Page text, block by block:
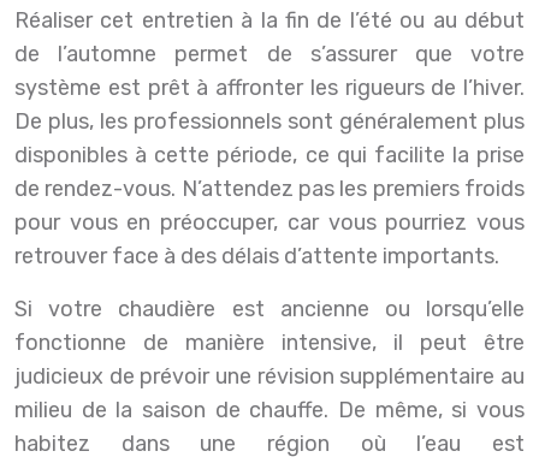
Réaliser cet entretien à la fin de l’été ou au début
de l’automne permet de s’assurer que votre
système est prêt à affronter les rigueurs de l’hiver.
De plus, les professionnels sont généralement plus
disponibles à cette période, ce qui facilite la prise
de rendez-vous. N’attendez pas les premiers froids
pour vous en préoccuper, car vous pourriez vous
retrouver face à des délais d’attente importants.
Si votre chaudière est ancienne ou lorsqu’elle
fonctionne de manière intensive, il peut être
judicieux de prévoir une révision supplémentaire au
milieu de la saison de chauffe. De même, si vous
habitez dans une région où l’eau est